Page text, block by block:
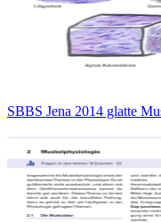
SBBS Jena 2014 glatte